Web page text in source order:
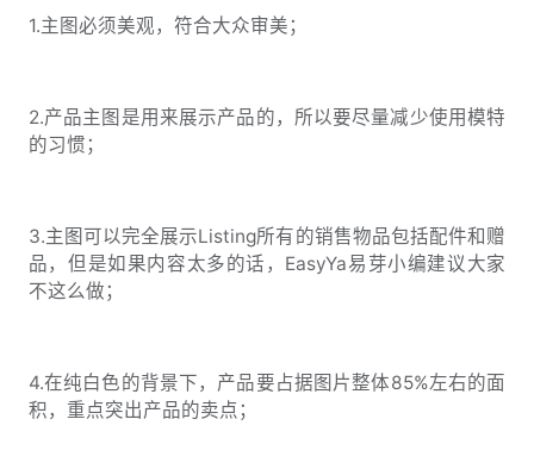
1.主图必须美观，符合大众审美；
2.产品主图是用来展示产品的，所以要尽量减少使用模特
的习惯；
3.主图可以完全展示Listing所有的销售物品包括配件和赠
品，但是如果内容太多的话，EasyYa易芽小编建议大家
不这么做；
4.在纯白色的背景下，产品要占据图片整体85%左右的面
积，重点突出产品的卖点；